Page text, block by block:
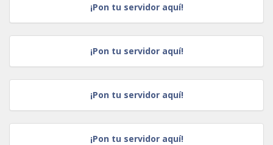
¡Pon tu servidor aquí!
¡Pon tu servidor aquí!
¡Pon tu servidor aquí!
¡Pon tu servidor aquí!